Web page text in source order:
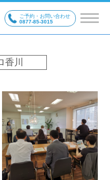
ご予約・お問い合わせ
0877-85-3015
香川